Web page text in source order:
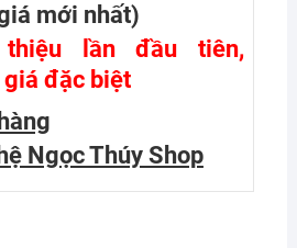
mới nhất)
thiệu lần đầu tiên,
đặc biệt
Ngọc Thúy Shop